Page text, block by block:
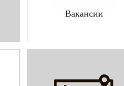
Вакансии